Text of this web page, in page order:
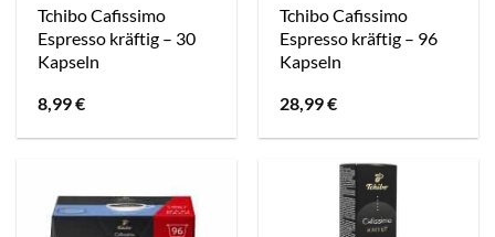
Tchibo Cafissimo
Espresso kräftig – 30
Kapseln
8,99€
Tchibo Cafissimo
Espresso kräftig – 96
Kapseln
28,99€